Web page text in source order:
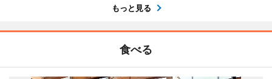
もっと見る
食べる